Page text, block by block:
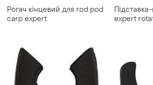
Рогач кінцевий для rod pod
carp expert
expert